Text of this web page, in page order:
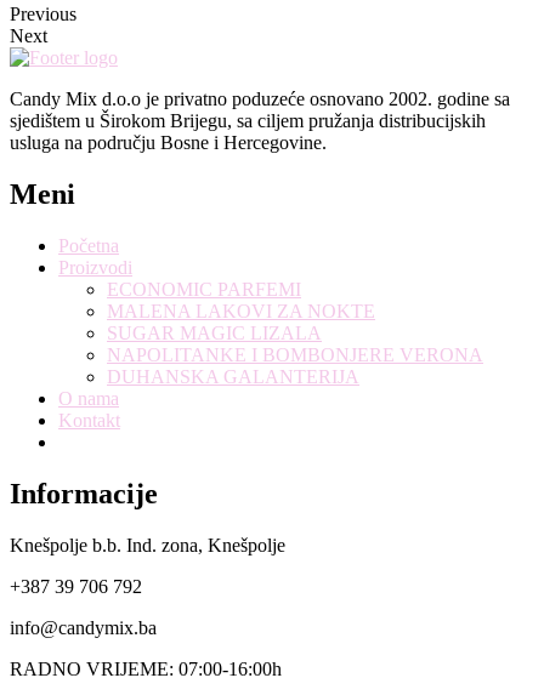
Previous
Next
Candy Mix d.o.o je privatno poduzeće osnovano 2002. godine sa
sjedištem u Širokom Brijegu, sa ciljem pružanja distribucijskih
usluga na području Bosne i Hercegovine.
Meni
Početna
Proizvodi
ECONOMIC PARFEMI
MALENA LAKOVI ZA NOKTE
SUGAR MAGIC LIZALA
NAPOLITANKE I BOMBONJERE VERONA
DUHANSKA GALANTERIJA
O nama
Kontakt
Informacije
Knešpolje b.b. Ind. zona, Knešpolje
+387 39 706 792
info@candymix.ba
RADNO VRIJEME: 07:00-16:00h